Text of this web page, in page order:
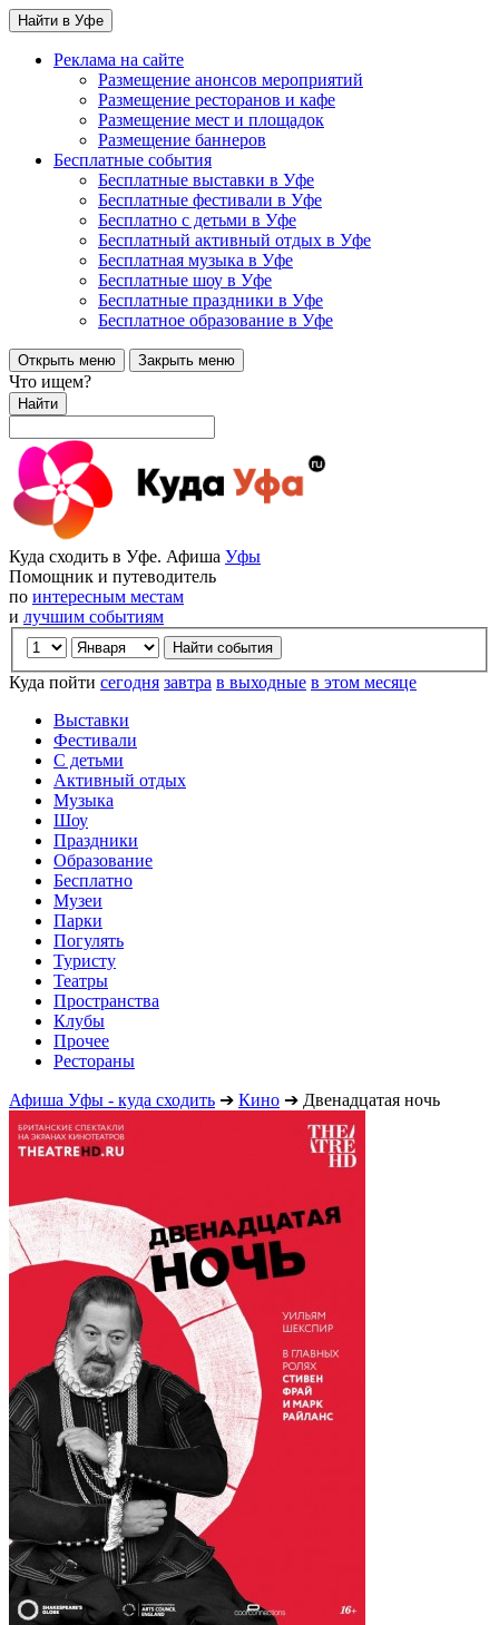
Найти в Уфе
Реклама на сайте
Размещение анонсов мероприятий
Размещение ресторанов и кафе
Размещение мест и площадок
Размещение баннеров
Бесплатные события
Бесплатные выставки в Уфе
Бесплатные фестивали в Уфе
Бесплатно с детьми в Уфе
Бесплатный активный отдых в Уфе
Бесплатная музыка в Уфе
Бесплатные шоу в Уфе
Бесплатные праздники в Уфе
Бесплатное образование в Уфе
Открыть меню Закрыть меню
Что ищем?
Найти
Куда сходить в Уфе. Афиша Уфы
Помощник и путеводитель
по интересным местам
и лучшим событиям
Куда пойти сегодня завтра в выходные в этом месяце
Выставки
Фестивали
С детьми
Активный отдых
Музыка
Шоу
Праздники
Образование
Бесплатно
Музеи
Парки
Погулять
Туристу
Театры
Пространства
Клубы
Прочее
Рестораны
Афиша Уфы - куда сходить ➔ Кино ➔ Двенадцатая ночь